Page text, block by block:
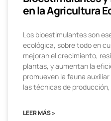
en la Agricultura
Los bioestimulantes son
ecológica, sobre todo en
mejoran el crecimiento,
plantas, y aumentan la
promueven la fauna
las técnicas de
LEER MÁS »